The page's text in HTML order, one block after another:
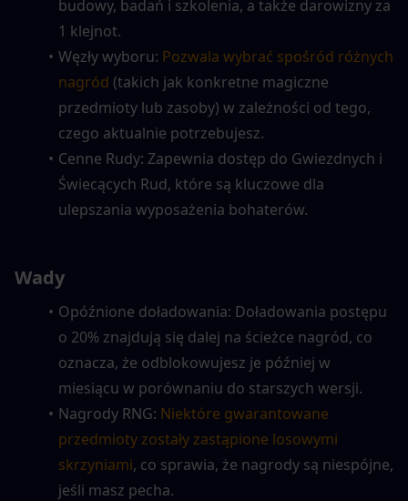
budowy, badań i szkolenia, a także darowizny za
1 klejnot.
Węzły wyboru: Pozwala wybrać spośród różnych
nagród (takich jak konkretne magiczne
przedmioty lub zasoby) w zależności od tego,
czego aktualnie potrzebujesz.
Cenne Rudy: Zapewnia dostęp do Gwiezdnych i
Świecących Rud, które są kluczowe dla
ulepszania wyposażenia bohaterów.
Wady
Opóźnione doładowania: Doładowania postępu
o 20% znajdują się dalej na ścieżce nagród, co
oznacza, że odblokowujesz je później w
miesiącu w porównaniu do starszych wersji.
Nagrody RNG: Niektóre gwarantowane
przedmioty zostały zastąpione losowymi
skrzyniami, co sprawia, że nagrody są niespójne,
jeśli masz pecha.